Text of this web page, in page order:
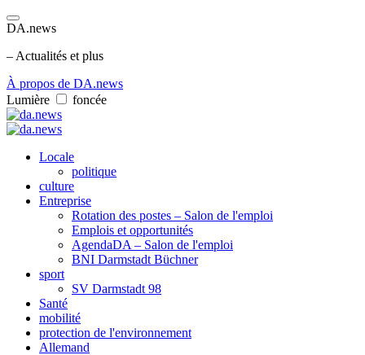
DA.news
– Actualités et plus
À propos de DA.news
Lumière
foncée
Locale
politique
culture
Entreprise
Rotation des postes – Salon de l'emploi
Emplois et opportunités
AgendaDA – Salon de l'emploi
BNI Darmstadt Büchner
sport
SV Darmstadt 98
Santé
mobilité
protection de l'environnement
Allemand